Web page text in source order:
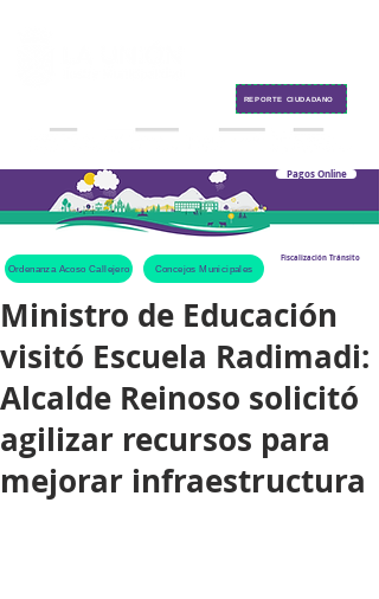
Pagos Online
Ordenanza Acoso Callejero Concejos Municipales
Fiscalización Tránsito
REPORTE CIUDADANO
Ministro de Educación
visitó Escuela Radimadi:
Alcalde Reinoso solicitó
agilizar recursos para
mejorar infraestructura